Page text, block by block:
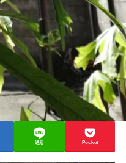
送る Pocket